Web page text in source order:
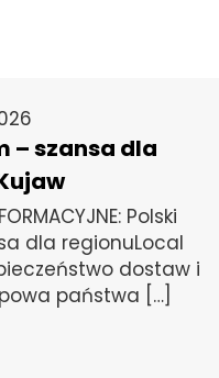
– szansa dla
Polski
dla regionuLocal
dostaw i
państwa […]